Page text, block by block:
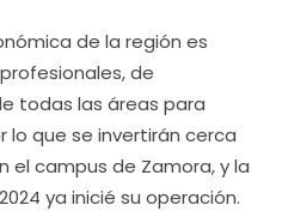
de la región es
de
todas las áreas para
lo que se invertirán cerca
el campus de Zamora, y la
ya inicié su operación.